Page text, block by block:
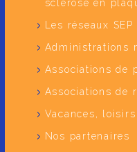
sclérose en
Les réseaux
Administrations
Associations de
Associations de
Vacances,
Nos partenaires